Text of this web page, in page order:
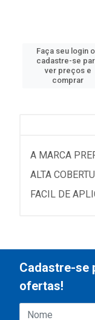
Faça seu login
cadastre-se
ver preços e
comprar
A MARCA
ALTA
FACIL DE
Cadastre-se
ofertas!